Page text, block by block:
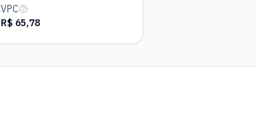
VPC
R$ 65,78